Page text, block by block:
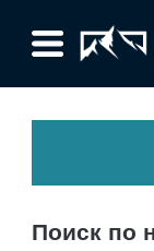
Поиск по